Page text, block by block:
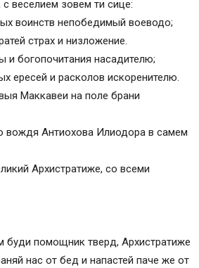
веселием зовем ти сице:
воинств непобедимый воеводо;
страх и низложение.
и богопочитания насадителю;
ересей и расколов искоренителю.
Маккавеи на поле брани
вождя Антиохова Илиодора в самем
Архистратиже, со всеми
буди помощник тверд, Архистратиже
нас от бед и напастей паче же от